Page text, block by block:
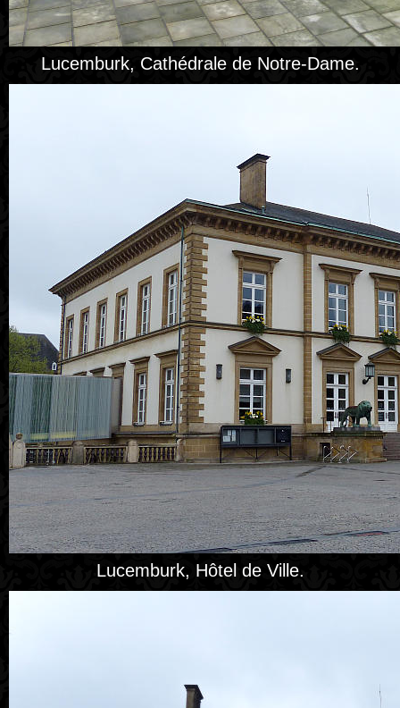
Lucemburk, Cathédrale de Notre-Dame.
Lucemburk, Hôtel de Ville.